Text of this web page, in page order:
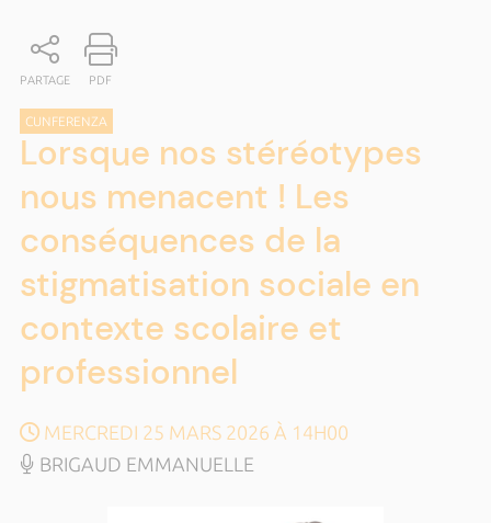
PARTAGE PDF
CUNFERENZA
Lorsque nos stéréotypes
nous menacent ! Les
conséquences de la
stigmatisation sociale en
contexte scolaire et
professionnel
MERCREDI 25 MARS 2026 À 14H00
BRIGAUD EMMANUELLE